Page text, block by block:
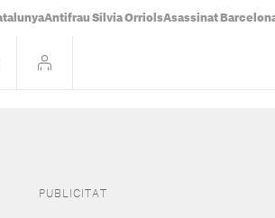
Antifrau Sílvia OrriolsAsassinat